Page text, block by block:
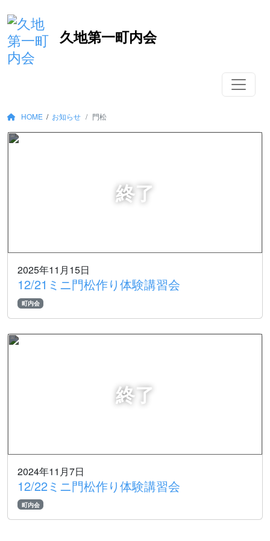
コ
ン
テ
ン
動
久地第一町内会
HOME / お知らせ 門松
2025年11月15日
12/21ミニ門松作り体験講習会
町内会
2024年11月7日
12/22ミニ門松作り体験講習会
町内会